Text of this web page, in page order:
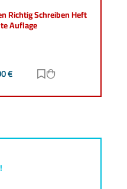
Richtig Schreiben Heft
Auflage
€ Zur Merkliste